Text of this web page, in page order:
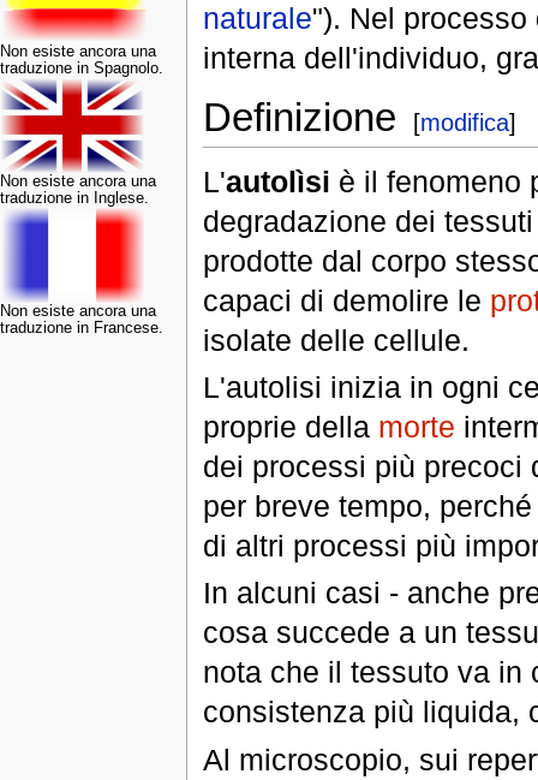
naturale"). Nel
interna dell'individuo,
Definizione [modifica]
L'autolìsi è il fenomeno
degradazione dei
prodotte dal corpo
capaci di demolire le
isolate delle cellule.
L'autolisi inizia in ogni
proprie della morte
dei processi più precoci
per breve tempo,
di altri processi più
In alcuni casi - anche
cosa succede a un
nota che il tessuto va in
consistenza più liquida,
Al microscopio, sui
Non esiste ancora una
traduzione in Spagnolo.
Non esiste ancora una
traduzione in Inglese.
Non esiste ancora una
traduzione in Francese.